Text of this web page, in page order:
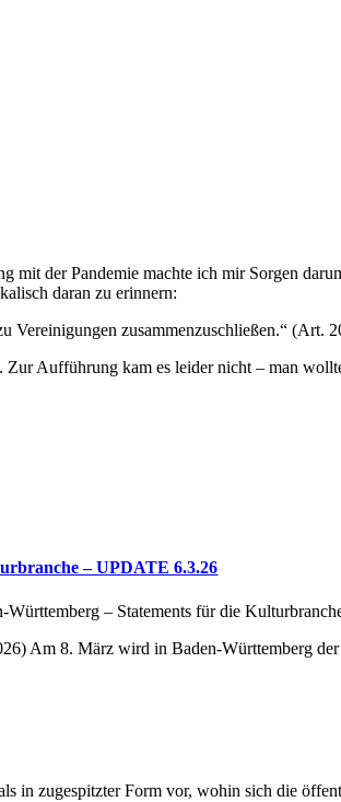
mit der Pandemie machte ich mir Sorgen
daran zu erinnern:
Vereinigungen zusammenzuschließen.“ (Art.
Zur Aufführung kam es leider nicht – man
– UPDATE 6.3.26
– Statements für die
Am 8. März wird in Baden-Württemberg
in zugespitzter Form vor, wohin sich die